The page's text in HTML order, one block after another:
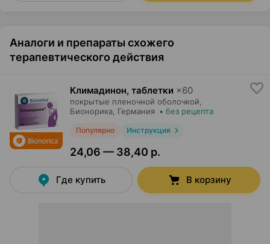
Аналоги и препараты схожего
терапевтического действия
Климадинон, таблетки ×60
покрытые пленочной оболочкой,
Бионорика , Германия • без рецепта
Популярно Инструкция
24,06 — 38,40 р.
Где купить В корзину